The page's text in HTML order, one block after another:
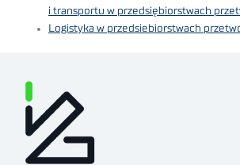
i transportu w przedsiębiorstwach
Logistyka w przedsiebiorstwach